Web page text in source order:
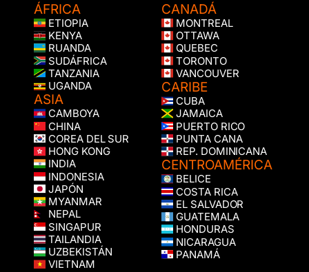
ÁFRICA
ETIOPIA
KENYA
RUANDA
SUDÁFRICA
TANZANIA
UGANDA
ASIA
CAMBOYA
CHINA
COREA DEL SUR
HONG KONG
INDIA
INDONESIA
JAPÓN
MYANMAR
NEPAL
SINGAPUR
TAILANDIA
UZBEKISTÁN
VIETNAM
CANADÁ
MONTREAL
OTTAWA
QUEBEC
TORONTO
VANCOUVER
CARIBE
CUBA
JAMAICA
PUERTO RICO
PUNTA CANA
REP. DOMINICANA
CENTROAMÉRICA
BELICE
COSTA RICA
EL SALVADOR
GUATEMALA
HONDURAS
NICARAGUA
PANAMÁ